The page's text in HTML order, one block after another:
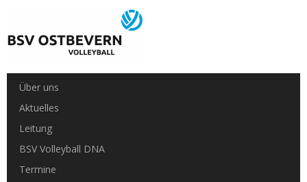
Über uns
Aktuelles
Leitung
BSV Volleyball DNA
Termine